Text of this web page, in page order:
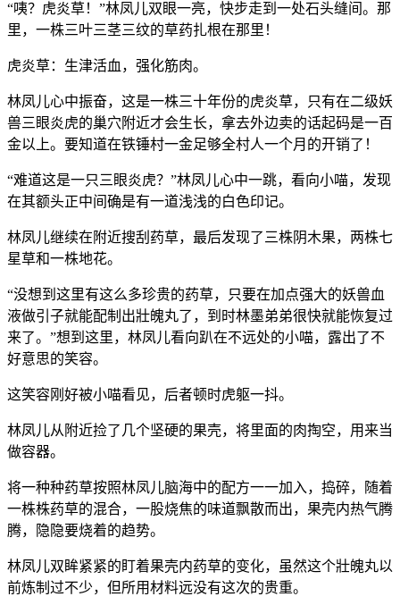
“咦？虎炎草！”林凤儿双眼一亮，快步走到一处石头缝间。那
里，一株三叶三茎三纹的草药扎根在那里！
虎炎草：生津活血，强化筋肉。
林凤儿心中振奋，这是一株三十年份的虎炎草，只有在二级妖
兽三眼炎虎的巢穴附近才会生长，拿去外边卖的话起码是一百
金以上。要知道在铁锤村一金足够全村人一个月的开销了！
“难道这是一只三眼炎虎？”林凤儿心中一跳，看向小喵，发现
在其额头正中间确是有一道浅浅的白色印记。
林凤儿继续在附近搜刮药草，最后发现了三株阴木果，两株七
星草和一株地花。
“没想到这里有这么多珍贵的药草，只要在加点强大的妖兽血
液做引子就能配制出壯魄丸了，到时林墨弟弟很快就能恢复过
来了。”想到这里，林凤儿看向趴在不远处的小喵，露出了不
好意思的笑容。
这笑容刚好被小喵看见，后者顿时虎躯一抖。
林凤儿从附近捡了几个坚硬的果壳，将里面的肉掏空，用来当
做容器。
将一种种药草按照林凤儿脑海中的配方一一加入，捣碎，随着
一株株药草的混合，一股烧焦的味道飘散而出，果壳内热气腾
腾，隐隐要烧着的趋势。
林凤儿双眸紧紧的盯着果壳内药草的变化，虽然这个壯魄丸以
前炼制过不少，但所用材料远没有这次的贵重。